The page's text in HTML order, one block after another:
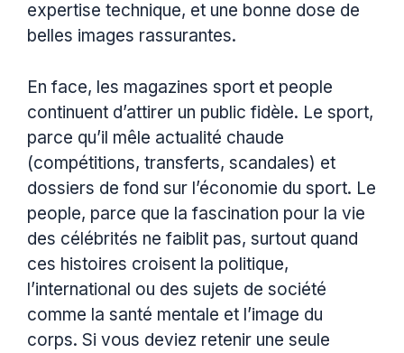
expertise technique, et une bonne dose de
belles images rassurantes.
En face, les magazines sport et people
continuent d’attirer un public fidèle. Le sport,
parce qu’il mêle actualité chaude
(compétitions, transferts, scandales) et
dossiers de fond sur l’économie du sport. Le
people, parce que la fascination pour la vie
des célébrités ne faiblit pas, surtout quand
ces histoires croisent la politique,
l’international ou des sujets de société
comme la santé mentale et l’image du
corps. Si vous deviez retenir une seule